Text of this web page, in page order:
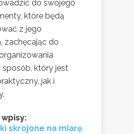
do swojego
które będą
z jego
zachęcając do
który jest
jak i
skrojone na miarę